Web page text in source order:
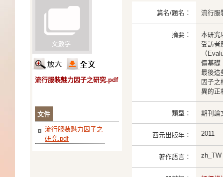
流行服裝魅力因子之研究.pdf
文件
流行服裝魅力因子之
研究.pdf
篇名/題名： 流行服
摘要：
本研究
受訪者
（
價基礎
最後這
因子之
異的正
類型： 期刊論
西元出版年： 2011
著作語言： zh_TW